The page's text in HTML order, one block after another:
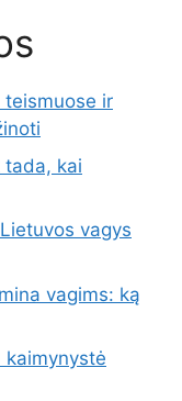
teismuose ir
tada, kai
vagys
vagims: ką